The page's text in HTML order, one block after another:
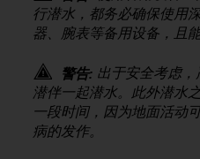
行潜水，都务必确保使用
器、腕表等备用设备，且
警告: 出于安全考虑
潜伴一起潜水。此外潜水
一段时间，因为地面活动
病的发作。